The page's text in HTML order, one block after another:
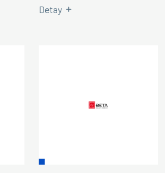
Detay